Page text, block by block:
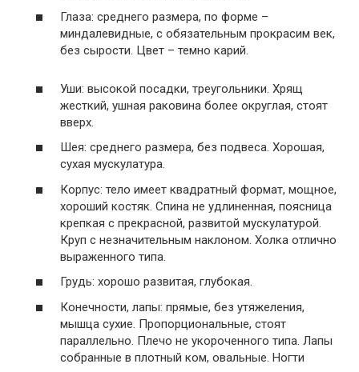
Глаза: среднего размера, по форме –
миндалевидные, с обязательным прокрасим век,
без сырости. Цвет – темно карий.
Уши: высокой посадки, треугольники. Хрящ
жесткий, ушная раковина более округлая, стоят
вверх.
Шея: среднего размера, без подвеса. Хорошая,
сухая мускулатура.
Корпус: тело имеет квадратный формат, мощное,
хороший костяк. Спина не удлиненная, поясница
крепкая с прекрасной, развитой мускулатурой.
Круп с незначительным наклоном. Холка отлично
выраженного типа.
Грудь: хорошо развитая, глубокая.
Конечности, лапы: прямые, без утяжеления,
мышца сухие. Пропорциональные, стоят
параллельно. Плечо не укороченного типа. Лапы
собранные в плотный ком, овальные. Ногти